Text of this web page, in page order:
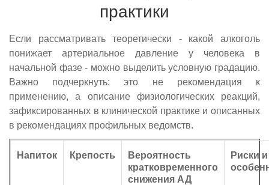
практики
Если рассматривать теоретически - какой алкоголь
понижает артериальное давление у человека в
начальной фазе - можно выделить условную градацию.
Важно подчеркнуть: это не рекомендация к
применению, а описание физиологических реакций,
зафиксированных в клинической практике и описанных
в рекомендациях профильных ведомств.
Напиток Крепость
Вероятность
кратковременного
снижения АД
Риски и